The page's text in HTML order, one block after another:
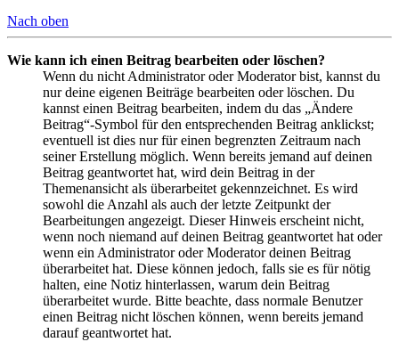
Nach oben
Wie kann ich einen Beitrag bearbeiten oder löschen?
Wenn du nicht Administrator oder Moderator bist, kannst du
nur deine eigenen Beiträge bearbeiten oder löschen. Du
kannst einen Beitrag bearbeiten, indem du das „Ändere
Beitrag“-Symbol für den entsprechenden Beitrag anklickst;
eventuell ist dies nur für einen begrenzten Zeitraum nach
seiner Erstellung möglich. Wenn bereits jemand auf deinen
Beitrag geantwortet hat, wird dein Beitrag in der
Themenansicht als überarbeitet gekennzeichnet. Es wird
sowohl die Anzahl als auch der letzte Zeitpunkt der
Bearbeitungen angezeigt. Dieser Hinweis erscheint nicht,
wenn noch niemand auf deinen Beitrag geantwortet hat oder
wenn ein Administrator oder Moderator deinen Beitrag
überarbeitet hat. Diese können jedoch, falls sie es für nötig
halten, eine Notiz hinterlassen, warum dein Beitrag
überarbeitet wurde. Bitte beachte, dass normale Benutzer
einen Beitrag nicht löschen können, wenn bereits jemand
darauf geantwortet hat.